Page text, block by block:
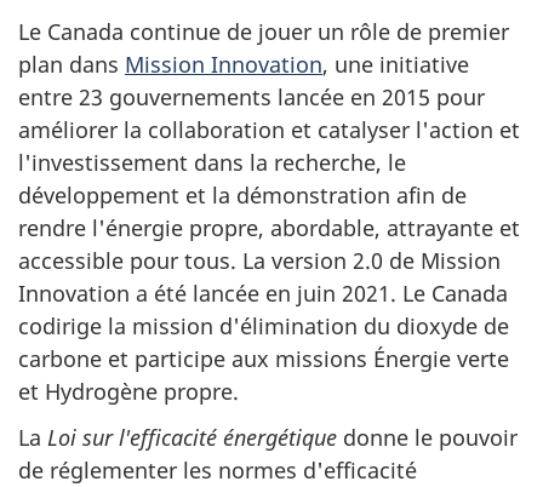
Le Canada continue de jouer un rôle de premier
plan dans Mission Innovation, une initiative
entre 23 gouvernements lancée en 2015 pour
améliorer la collaboration et catalyser l'action et
l'investissement dans la recherche, le
développement et la démonstration afin de
rendre l'énergie propre, abordable, attrayante et
accessible pour tous. La version 2.0 de Mission
Innovation a été lancée en juin 2021. Le Canada
codirige la mission d'élimination du dioxyde de
carbone et participe aux missions Énergie verte
et Hydrogène propre.
La Loi sur l'efficacité énergétique donne le pouvoir
de réglementer les normes d'efficacité